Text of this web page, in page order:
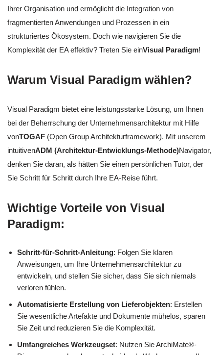
Ihrer Organisation und ermöglicht die Integration von
fragmentierten Anwendungen und Prozessen in ein
strukturiertes Ökosystem. Doch wie navigieren Sie die
Komplexität der EA effektiv? Treten Sie einVisual Paradigm!
Warum Visual Paradigm wählen?
Visual Paradigm bietet eine leistungsstarke Lösung, um Ihnen
bei der Beherrschung der Unternehmensarchitektur mit Hilfe
vonTOGAF (Open Group Architekturframework). Mit unserem
intuitivenADM (Architektur-Entwicklungs-Methode)Navigator,
denken Sie daran, als hätten Sie einen persönlichen Tutor, der
Sie Schritt für Schritt durch Ihre EA-Reise führt.
Wichtige Vorteile von Visual
Paradigm:
Schritt-für-Schritt-Anleitung: Folgen Sie klaren
Anweisungen, um Ihre Unternehmensarchitektur zu
entwickeln, und stellen Sie sicher, dass Sie sich niemals
verloren fühlen.
Automatisierte Erstellung von Lieferobjekten: Erstellen
Sie wesentliche Artefakte und Dokumente mühelos, sparen
Sie Zeit und reduzieren Sie die Komplexität.
Umfangreiches Werkzeugset: Nutzen Sie ArchiMate®-